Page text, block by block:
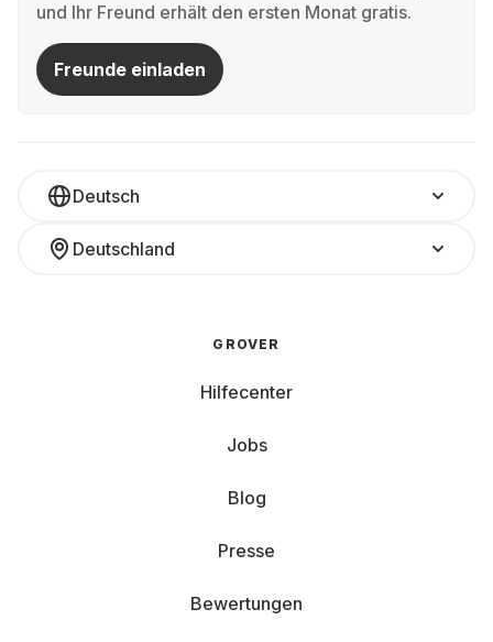
und Ihr Freund erhält den ersten Monat gratis.
Freunde einladen
Deutsch
Deutschland
GROVER
Hilfecenter
Jobs
Blog
Presse
Bewertungen